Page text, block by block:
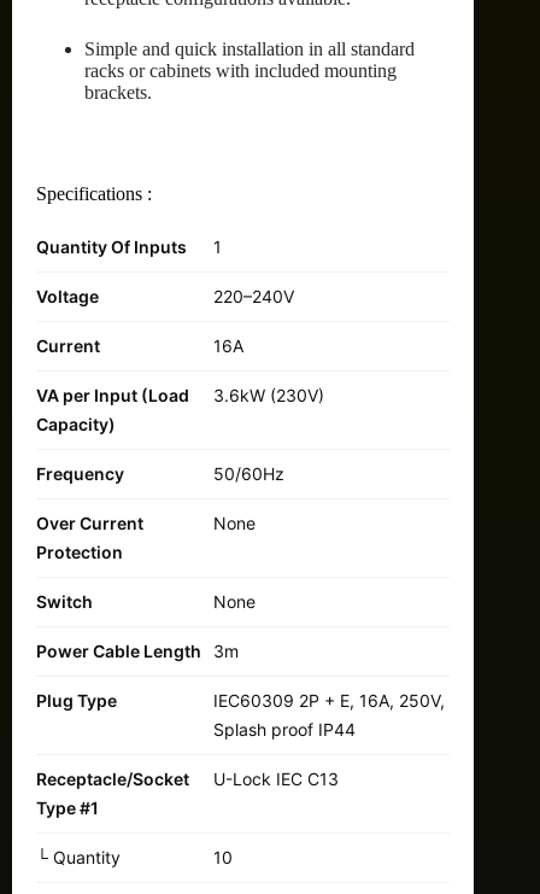
Simple and quick installation in all standard
racks or cabinets with included mounting
brackets.
Specifications :
Quantity Of Inputs 1
Voltage 220–240V
Current 16A
VA per Input (Load
Capacity)
3.6kW (230V)
Frequency 50/60Hz
Over Current
Protection
None
Switch None
Power Cable Length 3m
Plug Type
IEC60309 2P + E, 16A, 250V,
Splash proof IP44
Receptacle/Socket
Type #1
U-Lock IEC C13
└ Quantity 10